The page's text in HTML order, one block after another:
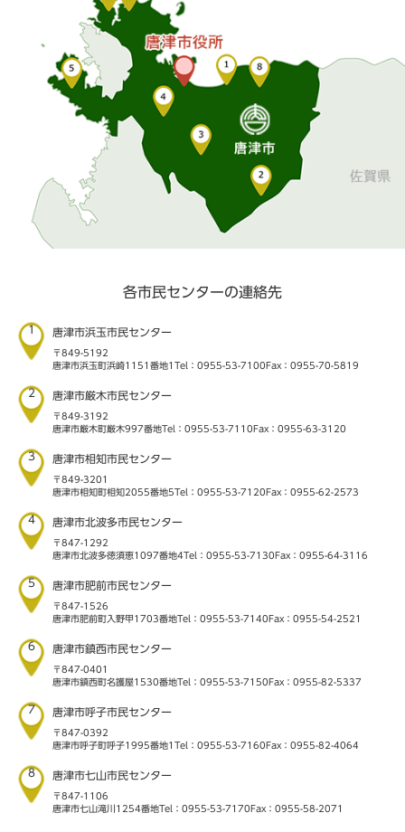
各市民センターの連絡先
1 唐津市浜玉市民センター
〒849-5192
唐津市浜玉町浜崎1151番地1 Tel：0955-53-7100 Fax：0955-70-5819
2 唐津市厳木市民センター
〒849-3192
唐津市厳木町厳木997番地Tel：0955-53-7110 Fax：0955-63-3120
3 唐津市相知市民センター
〒849-3201
唐津市相知町相知2055番地5Tel：0955-53-7120 Fax：0955-62-2573
4 唐津市北波多市民センター
〒847-1292
唐津市北波多徳須恵1097番地4Tel：0955-53-7130 Fax：0955-64-3116
5 唐津市肥前市民センター
〒847-1526
唐津市肥前町入野甲1703番地Tel：0955-53-7140 Fax：0955-54-2521
6 唐津市鎮西市民センター
〒847-0401
唐津市鎮西町名護屋1530番地Tel：0955-53-7150 Fax：0955-82-5337
7 唐津市呼子市民センター
〒847-0392
唐津市呼子町呼子1995番地1 Tel：0955-53-7160 Fax：0955-82-4064
8 唐津市七山市民センター
〒847-1106
唐津市七山滝川1254番地Tel：0955-53-7170 Fax：0955-58-2071